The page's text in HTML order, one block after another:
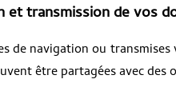
et transmission de vos
de navigation ou
être partagées avec des